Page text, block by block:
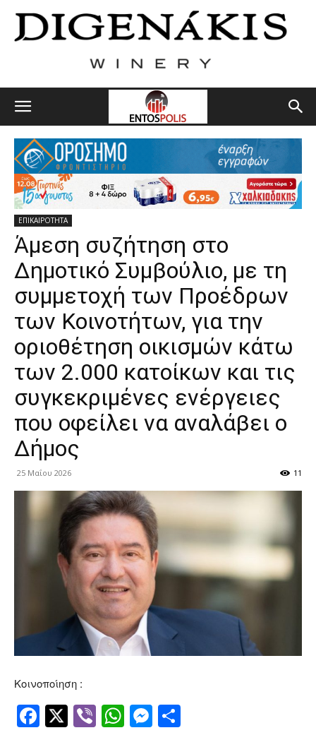
ΕΠΙΚΑΙΡΟΤΗΤΑ
Άμεση συζήτηση στο
Δημοτικό Συμβούλιο, με τη
συμμετοχή των Προέδρων
των Κοινοτήτων, για την
οριοθέτηση οικισμών κάτω
των 2.000 κατοίκων και τις
συγκεκριμένες ενέργειες
που οφείλει να αναλάβει ο
Δήμος
25 Μαΐου 2026 11
Κοινοποίηση :
Facebook
Twitter
ViberWhatsApp
Messenger